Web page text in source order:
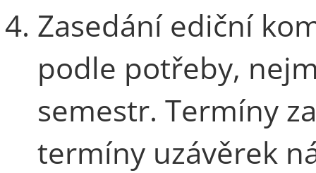
Zasedání ediční
podle potřeby,
semestr. Termíny
termíny uzávěrek